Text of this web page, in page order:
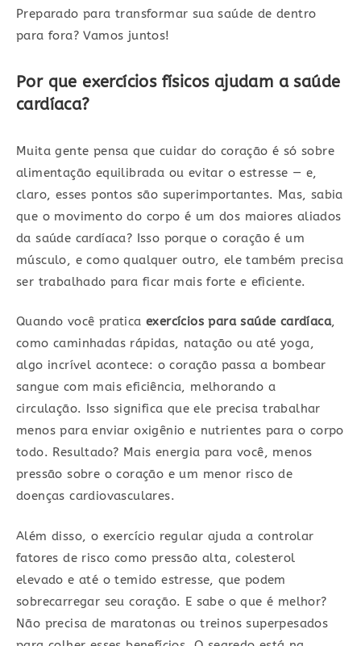
Preparado para transformar sua saúde de dentro
para fora? Vamos juntos!
Por que exercícios físicos ajudam a saúde
cardíaca?
Muita gente pensa que cuidar do coração é só sobre
alimentação equilibrada ou evitar o estresse — e,
claro, esses pontos são superimportantes. Mas, sabia
que o movimento do corpo é um dos maiores aliados
da saúde cardíaca? Isso porque o coração é um
músculo, e como qualquer outro, ele também precisa
ser trabalhado para ficar mais forte e eficiente.
Quando você pratica exercícios para saúde cardíaca,
como caminhadas rápidas, natação ou até yoga,
algo incrível acontece: o coração passa a bombear
sangue com mais eficiência, melhorando a
circulação. Isso significa que ele precisa trabalhar
menos para enviar oxigênio e nutrientes para o corpo
todo. Resultado? Mais energia para você, menos
pressão sobre o coração e um menor risco de
doenças cardiovasculares.
Além disso, o exercício regular ajuda a controlar
fatores de risco como pressão alta, colesterol
elevado e até o temido estresse, que podem
sobrecarregar seu coração. E sabe o que é melhor?
Não precisa de maratonas ou treinos superpesados